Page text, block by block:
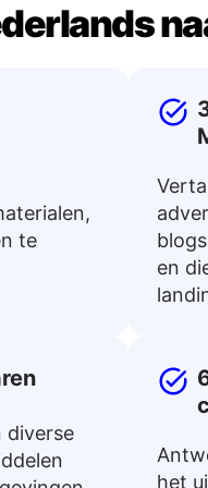
te
en
diverse
het